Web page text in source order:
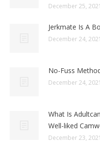
December 25, 2021
Jerkmate Is A
December 24, 2021
No-Fuss
December 24, 2021
What Is
Well-liked
December 23, 2021